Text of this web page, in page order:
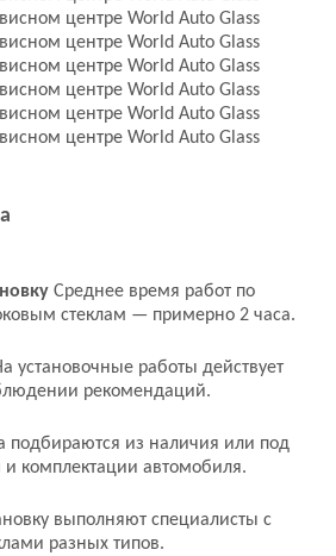
Среднее время работ по
стеклам — примерно 2 часа.
установочные работы действует
рекомендаций.
подбираются из наличия или под
и комплектации автомобиля.
выполняют специалисты с
разных типов.